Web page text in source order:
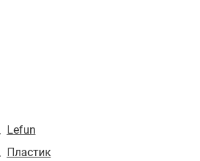
Lefun
Пластик